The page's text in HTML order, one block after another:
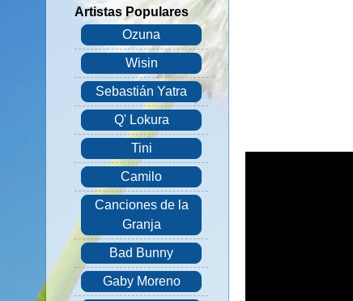
Artistas Populares
Ozuna
Wisin
Sebastián Yatra
Q' Lokura
Tini
Camilo
Canciones de la
Granja
Bad Bunny
Gaby Moreno